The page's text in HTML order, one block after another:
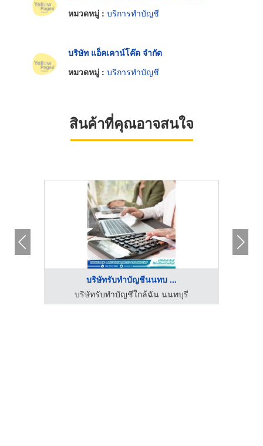
หมวดหมู่ : บริการทำบัญชี
บริษัท แอ็คเคาน์โค๊ด จำกัด
หมวดหมู่ : บริการทำบัญชี
สินค้าที่คุณอาจสนใจ
บริษัทรับทำบัญชีนนทบ ...
บริษัทรับทำบัญชีใกล้ฉัน นนทบุรี